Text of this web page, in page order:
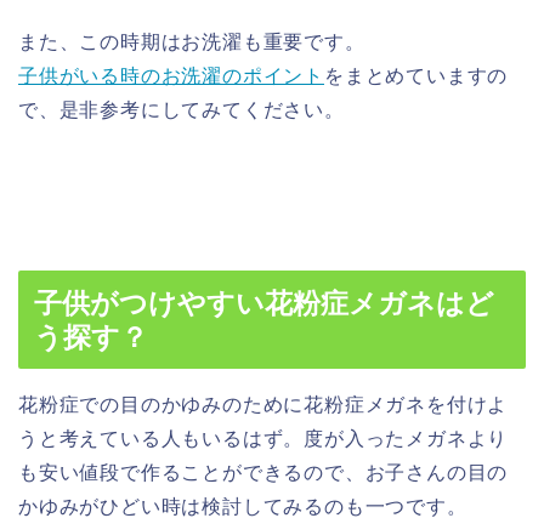
また、この時期はお洗濯も重要です。
子供がいる時のお洗濯のポイント をまとめていますの
で、是非参考にしてみてください。
子供がつけやすい花粉症メガネはど
う探す？
花粉症での目のかゆみのために花粉症メガネを付けよ
うと考えている人もいるはず。度が入ったメガネより
も安い値段で作ることができるので、お子さんの目の
かゆみがひどい時は検討してみるのも一つです。